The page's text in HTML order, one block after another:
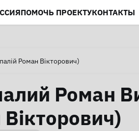
ПОМОЧЬ ПРОЕКТУКОНТАКТЫ
Роман Вікторович)
Роман